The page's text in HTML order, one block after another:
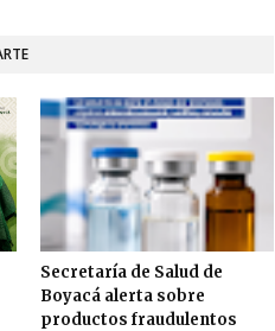
Secretaría de Salud de
Boyacá alerta sobre
productos fraudulentos